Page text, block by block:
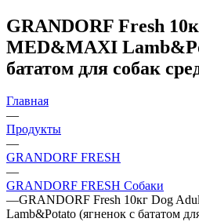
GRANDORF Fresh
MED&MAXI
бататом для собак
Главная
—
Продукты
—
GRANDORF FRESH
—
GRANDORF FRESH Собаки
—GRANDORF Fresh 10кг Dog
Lamb&Potato (ягненок с бататом